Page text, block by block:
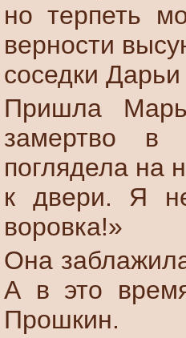
но терпеть
верности
соседки
Пришла
замертво в
поглядела на
к двери. Я
воровка!»
Она
А в это
Прошкин.